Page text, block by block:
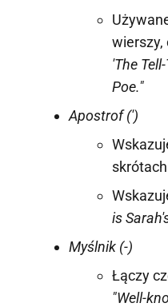
wierszy,
'The
Poe."
Apostrof (')
is
Myślnik (-)
Łączy
"Well-